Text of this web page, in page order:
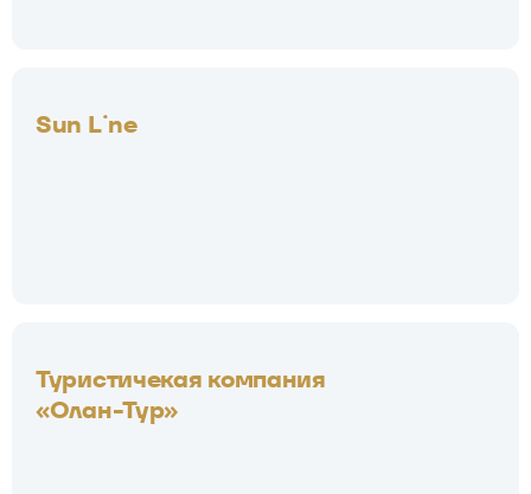
Sun Line
Туристичекая компания
«Олан-Тур»